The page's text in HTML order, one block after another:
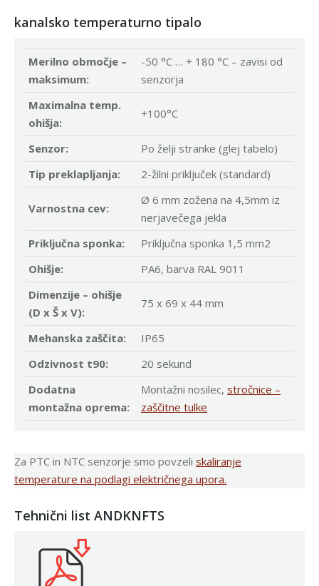
kanalsko temperaturno tipalo
Merilno območje –
maksimum:
-50 °C … + 180 °C – zavisi od
senzorja
Maximalna temp.
ohišja:
+100°C
Senzor:
Po želji stranke (glej tabelo)
Tip preklapljanja:
2-žilni priključek (standard)
Varnostna cev:
Ø 6 mm zožena na 4,5mm iz
nerjavečega jekla
Priključna sponka:
Priključna sponka 1,5 mm2
Ohišje:
PA6, barva RAL 9011
Dimenzije – ohišje
(D x Š x V):
75 x 69 x 44 mm
Mehanska zaščita:
IP65
Odzivnost t90:
20 sekund
Dodatna
montažna oprema:
Montažni nosilec, stročnice –
zaščitne tulke
Za PTC in NTC senzorje smo povzeli skaliranje
temperature na podlagi električnega upora.
Tehnični list ANDKNFTS